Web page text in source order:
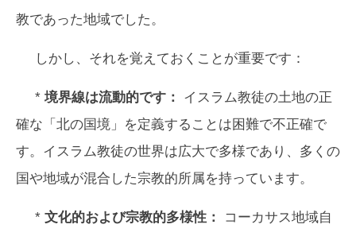
教であった地域でした。
しかし、それを覚えておくことが重要です：
* 境界線は流動的です：
イスラム教徒の土地の正
確な「北の国境」を定義することは困難で不正確で
す。イスラム教徒の世界は広大で多様であり、多くの
国や地域が混合した宗教的所属を持っています。
* 文化的および宗教的多様性：
コーカサス地域自